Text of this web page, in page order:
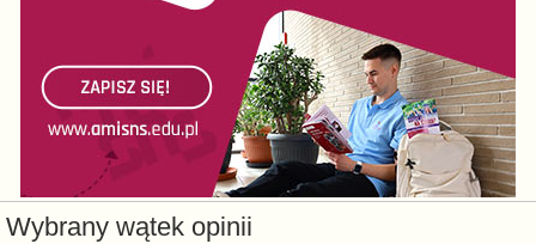
Wybrany wątek opinii